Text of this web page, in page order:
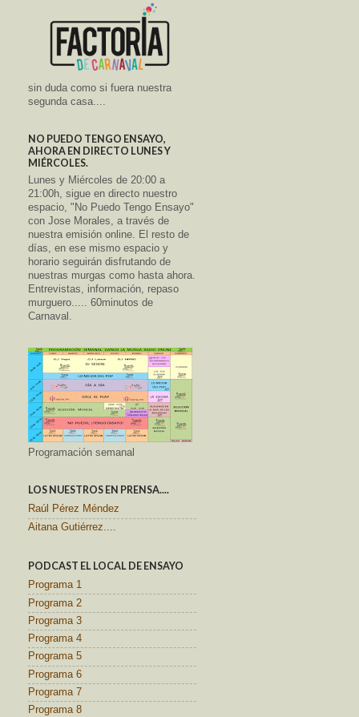
sin duda como si fuera nuestra
segunda casa....
NO PUEDO TENGO ENSAYO,
AHORA EN DIRECTO LUNES Y
MIÉRCOLES.
Lunes y Miércoles de 20:00 a
21:00h, sigue en directo nuestro
espacio, "No Puedo Tengo Ensayo"
con Jose Morales, a través de
nuestra emisión online. El resto de
días, en ese mismo espacio y
horario seguirán disfrutando de
nuestras murgas como hasta ahora.
Entrevistas, información, repaso
murguero..... 60minutos de
Carnaval.
Programación semanal
LOS NUESTROS EN PRENSA....
Raúl Pérez Méndez
Aitana Gutiérrez....
PODCAST EL LOCAL DE ENSAYO
Programa 1
Programa 2
Programa 3
Programa 4
Programa 5
Programa 6
Programa 7
Programa 8